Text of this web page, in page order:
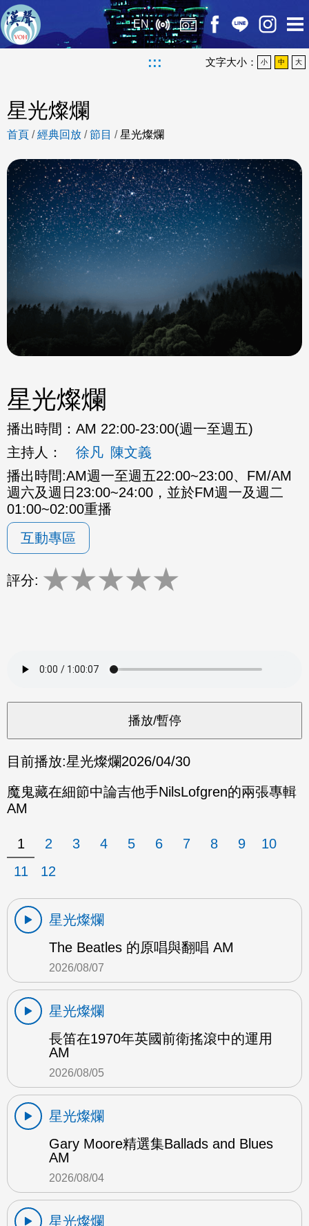
EN
::: 文字大小： 小 中 大
星光燦爛
首頁 /經典回放 /節目 /星光燦爛
星光燦爛
播出時間： AM 22:00-23:00(週一至週五)
主持人：
徐凡 陳文義
播出時間:AM週一至週五22:00~23:00、FM/AM
週六及週日23:00~24:00，並於FM週一及週二
01:00~02:00重播
互動專區
評分: ★★★★★
目前播放:星光燦爛2026/04/30
魔鬼藏在細節中論吉他手NilsLofgren的兩張專輯
AM
1 2 3 4 5 6 7 8 9
10
11
12
星光燦爛
The Beatles 的原唱與翻唱 AM
2026/08/07
星光燦爛
長笛在1970年英國前衛搖滾中的運用
AM
2026/08/05
星光燦爛
Gary Moore精選集Ballads and Blues
AM
2026/08/04
星光燦爛